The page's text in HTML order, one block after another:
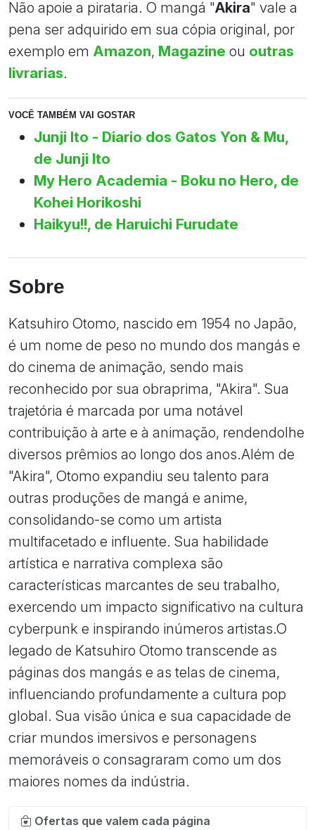
Não apoie a pirataria. O mangá "Akira" vale a
pena ser adquirido em sua cópia original, por
exemplo em Amazon, Magazine ou outras
livrarias.
VOCÊ TAMBÉM VAI GOSTAR
Junji Ito - Diario dos Gatos Yon & Mu,
de Junji Ito
My Hero Academia - Boku no Hero, de
Kohei Horikoshi
Haikyu!!, de Haruichi Furudate
Sobre
Katsuhiro Otomo, nascido em 1954 no Japão,
é um nome de peso no mundo dos mangás e
do cinema de animação, sendo mais
reconhecido por sua obraprima, "Akira". Sua
trajetória é marcada por uma notável
contribuição à arte e à animação, rendendolhe
diversos prêmios ao longo dos anos.Além de
"Akira", Otomo expandiu seu talento para
outras produções de mangá e anime,
consolidando-se como um artista
multifacetado e influente. Sua habilidade
artística e narrativa complexa são
características marcantes de seu trabalho,
exercendo um impacto significativo na cultura
cyberpunk e inspirando inúmeros artistas.O
legado de Katsuhiro Otomo transcende as
páginas dos mangás e as telas de cinema,
influenciando profundamente a cultura pop
global. Sua visão única e sua capacidade de
criar mundos imersivos e personagens
memoráveis o consagraram como um dos
maiores nomes da indústria.
Ofertas que valem cada página